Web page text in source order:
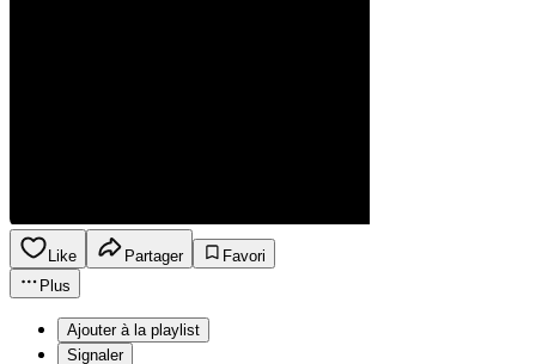
Like Partager
Favori
Plus
Ajouter à la playlist
Signaler